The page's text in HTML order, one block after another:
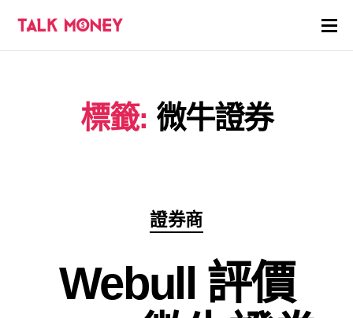
標籤: 微牛證券
分
類
證券商
Webull 評價